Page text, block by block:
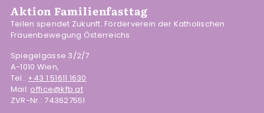
Aktion Familienfasttag
Teilen spendet Zukunft. Förderverein der Katholischen
Frauenbewegung Österreichs
Spiegelgasse 3/2/7
A-1010 Wien,
Tel.: +43 1 51611 1630
Mail: office@kfb.at
ZVR-Nr.: 743627551